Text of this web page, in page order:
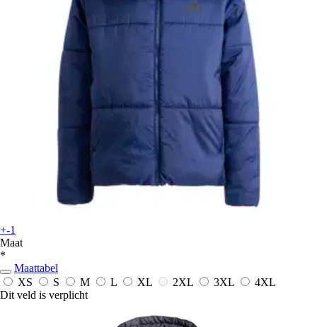
+-1
Maat
*
Maattabel
XS
S M L XL 2XL 3XL
4XL
Dit veld is verplicht